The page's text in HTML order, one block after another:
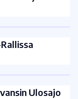
Ulosajo